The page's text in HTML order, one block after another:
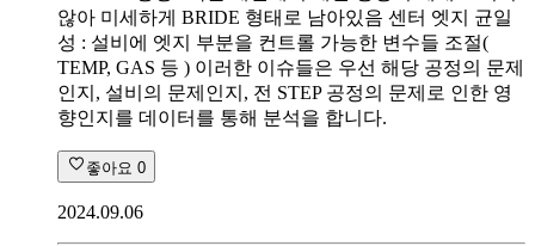
않아 미세하게 BRIDE 형태로 남아있음 센터 엣지 균일
성 : 설비에 엣지 부분을 컨트롤 가능한 변수들 조절(
TEMP, GAS 등 ) 이러한 이슈들은 우선 해당 공정의 문제
인지, 설비의 문제인지, 전 STEP 공정의 문제로 인한 영
향인지를 데이터를 통해 분석을 합니다.
좋아요 0
2024.09.06